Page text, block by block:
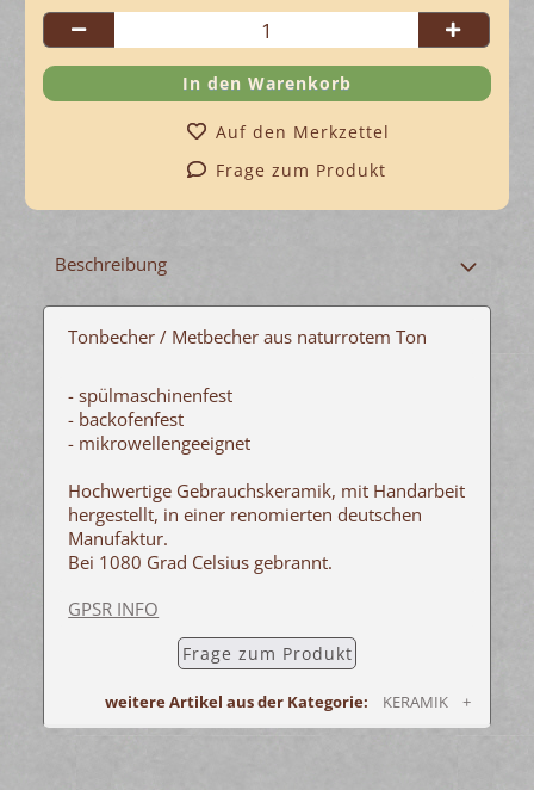
Auf den Merkzettel
Frage zum Produkt
Beschreibung
Tonbecher / Metbecher aus naturrotem Ton
- spülmaschinenfest
- backofenfest
- mikrowellengeeignet
Hochwertige Gebrauchskeramik, mit Handarbeit
hergestellt, in einer renomierten deutschen
Manufaktur.
Bei 1080 Grad Celsius gebrannt.
GPSR INFO
Frage zum Produkt
weitere Artikel aus der Kategorie: KERAMIK +